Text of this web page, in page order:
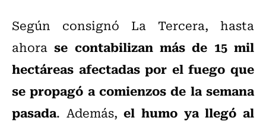
Según consignó La Tercera, hasta
ahorase contabilizan más de 15 mil
hectáreas afectadas por el fuego que
se propagó a comienzos de la semana
pasada. Además,el humo ya llegó al